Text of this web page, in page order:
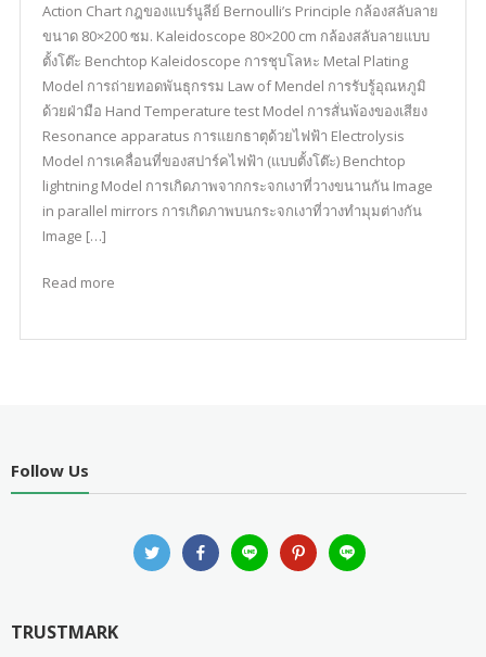
Action Chart กฎของแบร์นูลีย์ Bernoulli’s Principle กล้องสลับลาย
ขนาด 80×200 ซม. Kaleidoscope 80×200 cm กล้องสลับลายแบบ
ตั้งโต๊ะ Benchtop Kaleidoscope การชุบโลหะ Metal Plating
Model การถ่ายทอดพันธุกรรม Law of Mendel การรับรู้อุณหภูมิ
ด้วยฝ่ามือ Hand Temperature test Model การสั่นพ้องของเสียง
Resonance apparatus การแยกธาตุด้วยไฟฟ้า Electrolysis
Model การเคลื่อนที่ของสปาร์คไฟฟ้า (แบบตั้งโต๊ะ) Benchtop
lightning Model การเกิดภาพจากกระจกเงาที่วางขนานกัน Image
in parallel mirrors การเกิดภาพบนกระจกเงาที่วางทำมุมต่างกัน
Image […]
Read more
Follow Us
TRUSTMARK